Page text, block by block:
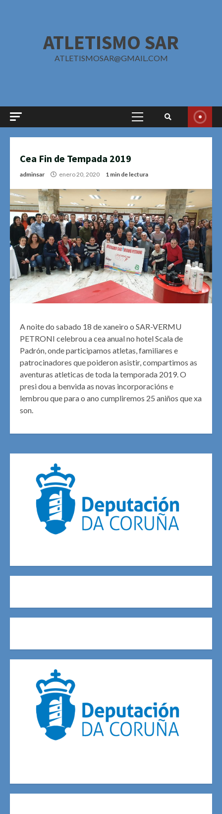
ATLETISMO SAR
ATLETISMOSAR@GMAIL.COM
Menú
Cea Fin de Tempada 2019
adminsar enero 20, 2020 1 min de lectura
A noite do sabado 18 de xaneiro o SAR-VERMU
PETRONI celebrou a cea anual no hotel Scala de
Padrón, onde participamos atletas, familiares e
patrocinadores que poideron asistir, compartimos as
aventuras atleticas de toda la temporada 2019. O
presi dou a benvida as novas incorporacións e
lembrou que para o ano cumpliremos 25 aniños que xa
son.